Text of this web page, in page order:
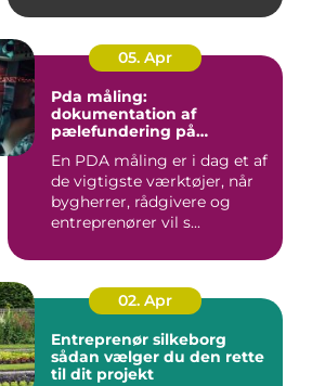
05. Apr
Pda måling:
dokumentation af
pælefundering på
En PDA måling er i dag et af
de vigtigste værktøjer, når
bygherrer, rådgivere og
entreprenører vil s...
02. Apr
Entreprenør silkeborg
sådan vælger du den rette
til dit projekt